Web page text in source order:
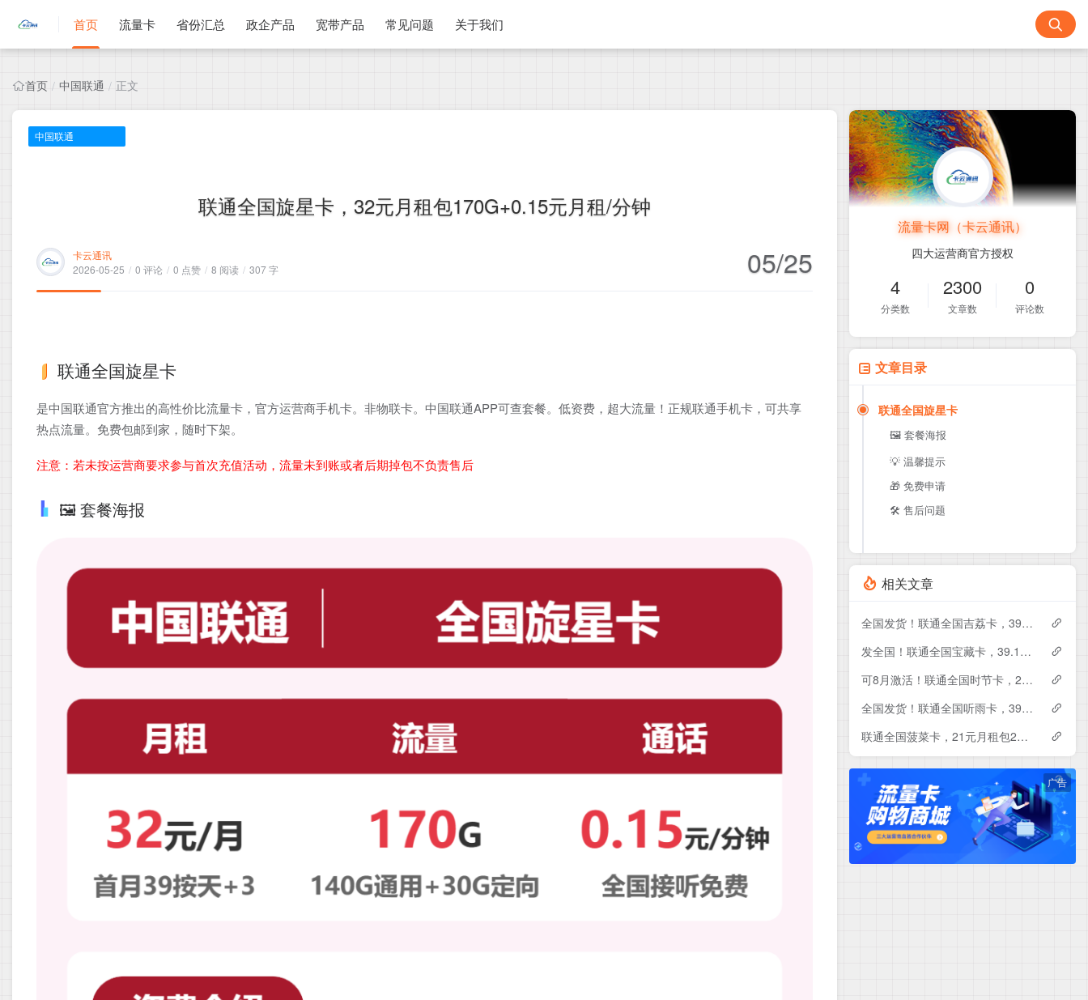
首页 流量卡 省份汇总 政企产品 宽带产品 常见问题 关于我们
首页 / 中国联通 / 正文
中国联通
联通全国旋星卡，32元月租包170G+0.15元月租/分钟
卡云通讯
2026-05-25 / 0 评论 / 0 点赞 / 8 阅读 / 307 字 05/25
联通全国旋星卡
是中国联通官方推出的高性价比流量卡，官方运营商手机卡。非物联卡。中国联通APP可查套餐。低资费，超大流量！正规联通手机卡，可共享
热点流量。免费包邮到家，随时下架。
注意：若未按运营商要求参与首次充值活动，流量未到账或者后期掉包不负责售后
🖼️ 套餐海报
流量卡网（卡云通讯）
四大运营商官方授权
4
分类数
2300
文章数
0
评论数
文章目录
联通全国旋星卡
🖼️ 套餐海报
💡 温馨提示
🎁 免费申请
🛠️ 售后问题
相关文章
全国发货！联通全国吉荔卡，39元月租包240G+50分钟
发全国！联通全国宝藏卡，39.1元月租包240G+200分钟
可8月激活！联通全国时节卡，29元月租包180G+200分钟+会员
全国发货！联通全国听雨卡，39元月租包260G+100分钟+会员
联通全国菠菜卡，21元月租包230G+500分钟
广告